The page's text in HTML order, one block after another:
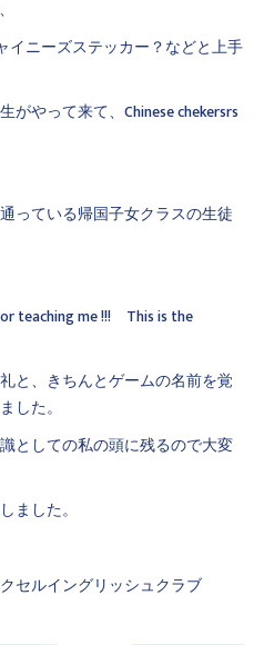
イニーズステッカー？などと上手
やって来て、Chinese chekersrs
っている帰国子女クラスの生徒
teaching me !!! This is the
と、きちんとゲームの名前を覚
した。
としての私の頭に残るので大変
ました。
ルイングリッシュクラブ